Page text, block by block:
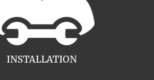
INSTALLATION